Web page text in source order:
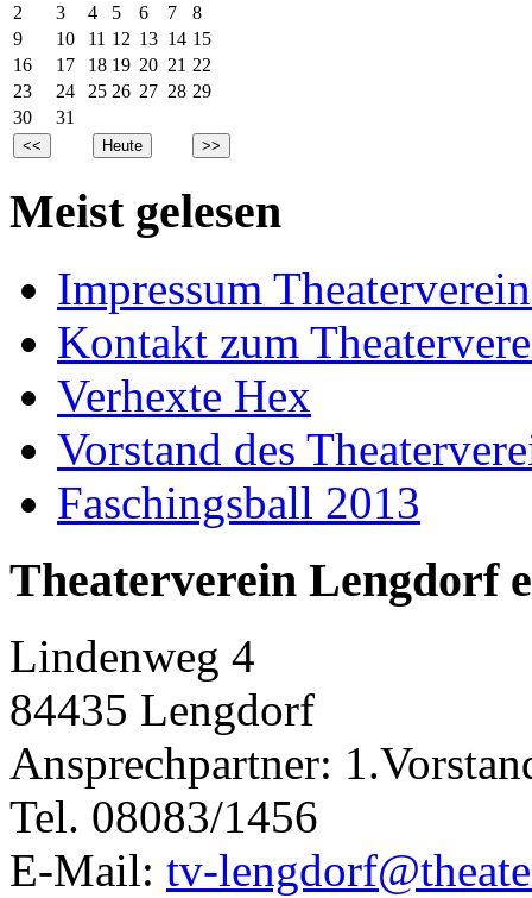
2
3 4 5 6 7
8
9
10 11 12 13 14 15
16
17 18 19 20 21 22
23
24 25 26 27 28 29
30
31
Meist gelesen
Impressum
Kontakt zum
Verhexte Hex
Vorstand des
Faschingsball 2013
Theaterverein Lengdorf
Lindenweg 4
84435 Lengdorf
Ansprechpartner:
Tel. 08083/1456
E-Mail: tv-